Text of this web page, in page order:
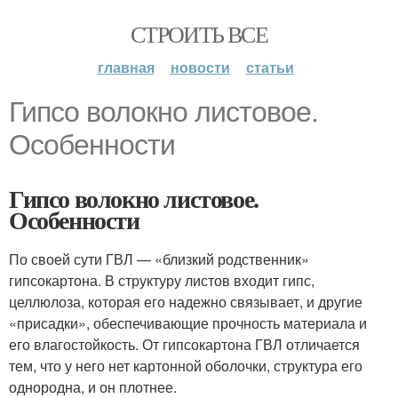
СТРОИТЬ ВСЕ
главная новости статьи
Гипсо волокно листовое.
Особенности
Гипсо волокно листовое.
Особенности
По своей сути ГВЛ — «близкий родственник»
гипсокартона. В структуру листов входит гипс,
целлюлоза, которая его надежно связывает, и другие
«присадки», обеспечивающие прочность материала и
его влагостойкость. От гипсокартона ГВЛ отличается
тем, что у него нет картонной оболочки, структура его
однородна, и он плотнее.